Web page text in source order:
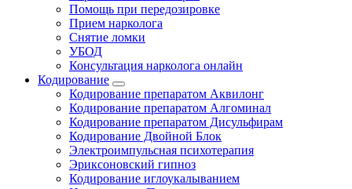
Помощь при передозировке
Прием нарколога
Снятие ломки
УБОД
Консультация нарколога онлайн
Кодирование
Кодирование препаратом Аквилонг
Кодирование препаратом Алгоминал
Кодирование препаратом Дисульфирам
Кодирование Двойной Блок
Электроимпульсная психотерапия
Эриксоновский гипноз
Кодирование иглоукалыванием